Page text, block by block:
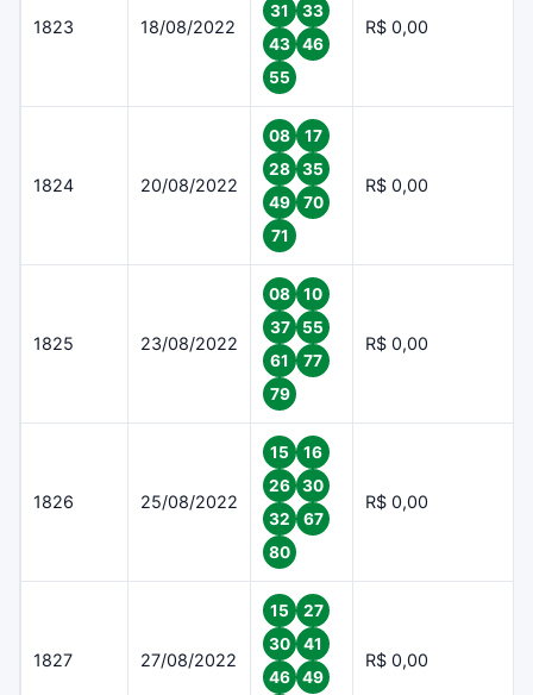
1823 18/08/2022
31
33
43
46
55
R$ 0,00
1824 20/08/2022
08
17
28
35
49
70
71
R$ 0,00
1825 23/08/2022
08
10
37
55
61
77
79
R$ 0,00
1826 25/08/2022
15
16
26
30
32
67
80
R$ 0,00
1827 27/08/2022
15
27
30
41
46
49
R$ 0,00